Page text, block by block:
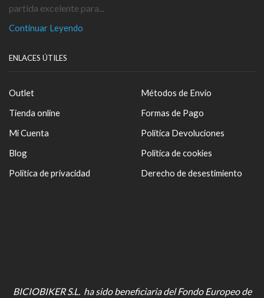
partida excelente para...
Continuar Leyendo
ENLACES ÚTILES
Outlet
Tienda online
Mi Cuenta
Blog
Política de privacidad
Métodos de Envío
Formas de Pago
Política Devoluciones
Política de cookies
Derecho de desestimiento
BICIOBIKER S.L. ha sido beneficiaria del Fondo Europeo de